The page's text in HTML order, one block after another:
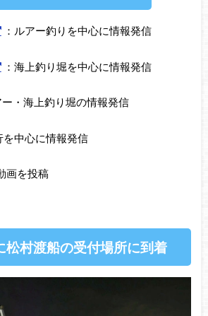
：ルアー釣りを中心に情報発信
：海上釣り堀を中心に情報発信
ー・海上釣り堀の情報発信
を中心に情報発信
画を投稿
松村渡船の受付場所に到着